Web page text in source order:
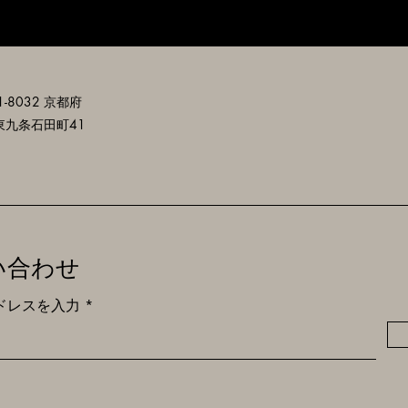
8032 京都府
九条石田町41
わせ
レスを入力